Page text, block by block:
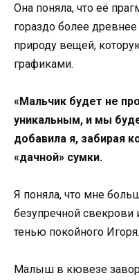
Она поняла, что её
гораздо более
природу вещей,
графиками.
«Мальчик будет не
уникальным, и мы
добавила я, забирая
«дачной» сумки.
Я поняла, что мне
безупречной
тенью покойного Игоря.
Малыш в кювезе